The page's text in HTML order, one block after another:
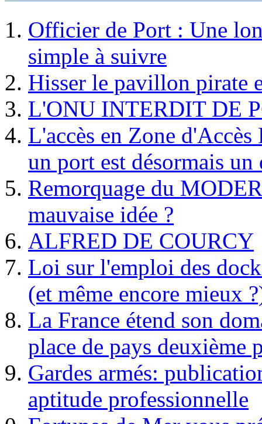
Officier de Port : Une
simple à suivre
Hisser le pavillon pirate
L'ONU INTERDIT DE
L'accès en Zone
un port est désormais un
Remorquage du
mauvaise idée ?
ALFRED DE COURCY
Loi sur l'emploi des
(et même encore mieux
La France étend son
place de pays deuxième
Gardes armés:
aptitude professionnelle